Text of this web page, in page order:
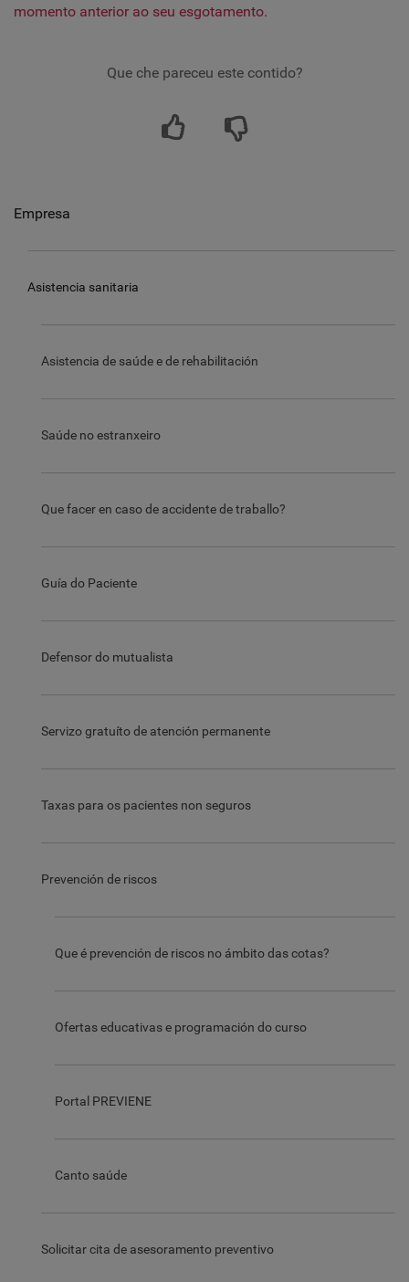
momento anterior ao seu esgotamento.
Que che pareceu este contido?
Empresa
Asistencia sanitaria
Asistencia de saúde e de rehabilitación
Saúde no estranxeiro
Que facer en caso de accidente de traballo?
Guía do Paciente
Defensor do mutualista
Servizo gratuíto de atención permanente
Taxas para os pacientes non seguros
Prevención de riscos
Que é prevención de riscos no ámbito das cotas?
Ofertas educativas e programación do curso
Portal PREVIENE
Canto saúde
Solicitar cita de asesoramento preventivo